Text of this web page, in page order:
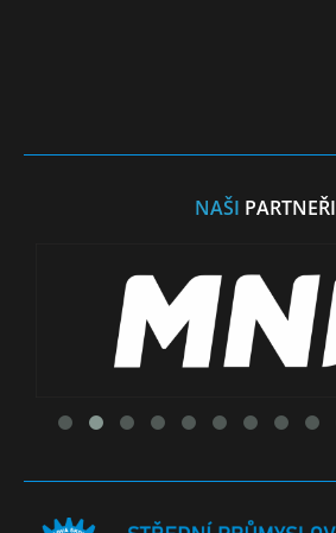
NAŠI PARTNEŘI